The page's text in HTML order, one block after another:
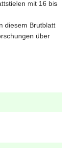
mit 16 bis
diesem Brutblatt
über